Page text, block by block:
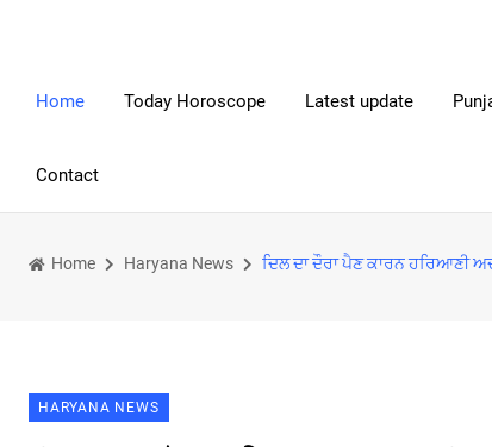
Home Today Horoscope Latest update
Contact
Home Haryana News ਦਿਲ ਦਾ ਦੌਰਾ ਪੈਣ ਕਾਰਨ ਹਰਿਆਣੀ
HARYANA NEWS